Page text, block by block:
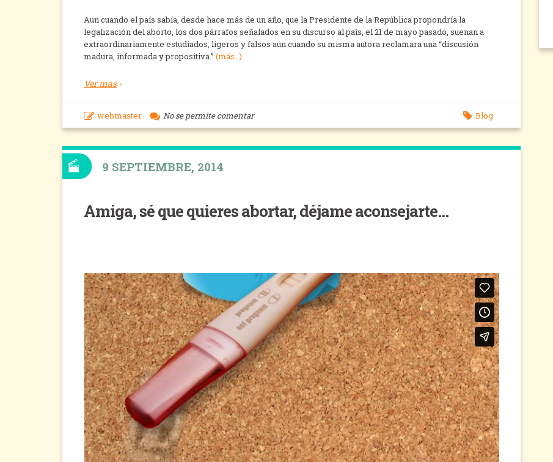
Aun cuando el país sabía, desde hace más de un año, que la Presidente de la República propondría la
legalización del aborto, los dos párrafos señalados en su discurso al país, el 21 de mayo pasado, suenan a
extraordinariamente estudiados, ligeros y falsos aun cuando su misma autora reclamara una “discusión
madura, informada y propositiva.” (más…)
Ver mas
Blog
webmaster No se permite comentar
Amiga, sé que quieres abortar, déjame aconsejarte…
9 SEPTIEMBRE, 2014